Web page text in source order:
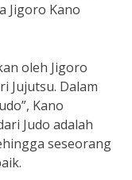
Jigoro Kano
oleh Jigoro
Jujutsu. Dalam
Kano
Judo adalah
seseorang